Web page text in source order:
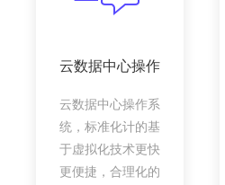
云数据中心操作
云数据中心操作系
统，标准化计的基
于虚拟化技术更快
更便捷，合理化的